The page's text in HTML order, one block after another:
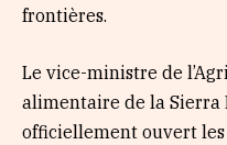
frontières.
Le vice-ministre de
alimentaire de la Sierra
officiellement ouvert